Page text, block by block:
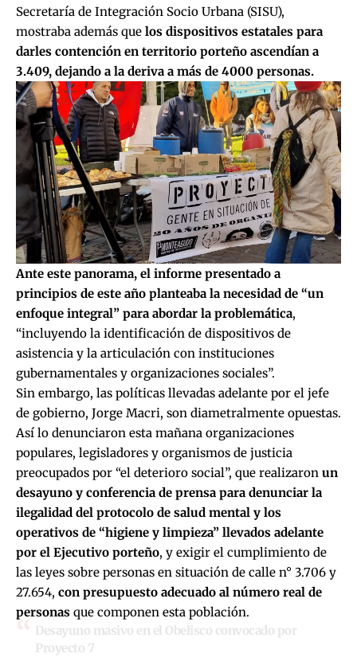
Secretaría de Integración Socio Urbana (SISU),
mostraba además que los dispositivos estatales para
darles contención en territorio porteño ascendían a
3.409, dejando a la deriva a más de 4000 personas.
Ante este panorama, el informe presentado a
principios de este año planteaba la necesidad de “un
enfoque integral” para abordar la problemática,
“incluyendo la identificación de dispositivos de
asistencia y la articulación con instituciones
gubernamentales y organizaciones sociales”.
Sin embargo, las políticas llevadas adelante por el jefe
de gobierno, Jorge Macri, son diametralmente opuestas.
Así lo denunciaron esta mañana organizaciones
populares, legisladores y organismos de justicia
preocupados por “el deterioro social”, que realizaron un
desayuno y conferencia de prensa para denunciar la
ilegalidad del protocolo de salud mental y los
operativos de “higiene y limpieza” llevados adelante
por el Ejecutivo porteño, y exigir el cumplimiento de
las leyes sobre personas en situación de calle n° 3.706 y
27.654, con presupuesto adecuado al número real de
personas que componen esta población.
Desayuno masivo en el Obelisco convocado por
Proyecto 7